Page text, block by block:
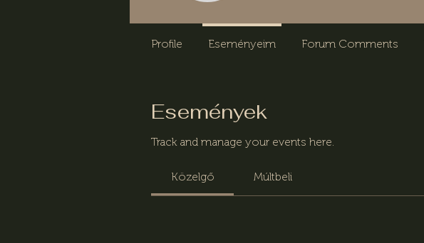
Események
Track and manage your events here.
Közelgő Múltbeli
Profile Eseményeim Forum Comments